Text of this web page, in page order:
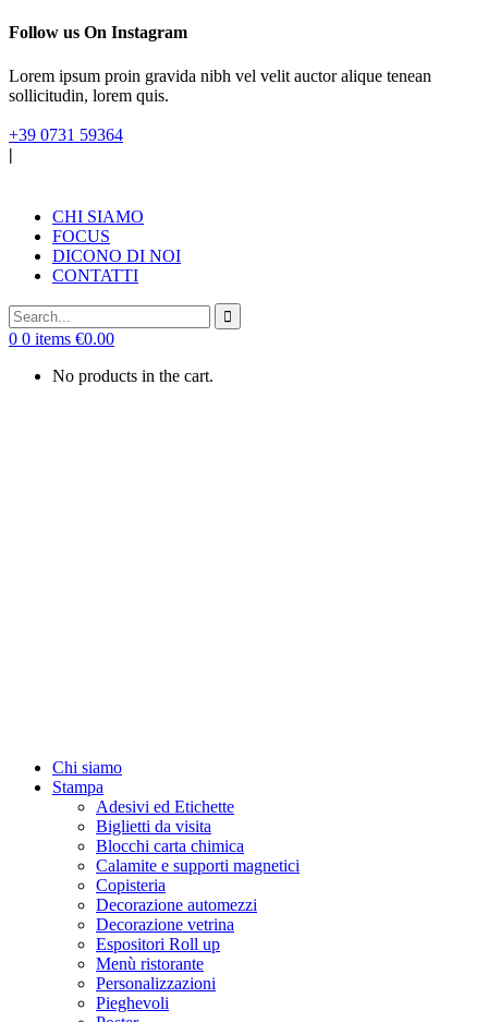
Follow us On Instagram
Lorem ipsum proin gravida nibh vel velit auctor alique tenean
sollicitudin, lorem quis.
+39 0731 59364
|
CHI SIAMO
FOCUS
DICONO DI NOI
CONTATTI
0 0 items €0.00
No products in the cart.
Chi siamo
Stampa
Adesivi ed Etichette
Biglietti da visita
Blocchi carta chimica
Calamite e supporti magnetici
Copisteria
Decorazione automezzi
Decorazione vetrina
Espositori Roll up
Menù ristorante
Personalizzazioni
Pieghevoli